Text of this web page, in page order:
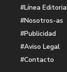
#Línea
#Nosotros-as
#Publicidad
#Aviso Legal
#Contacto